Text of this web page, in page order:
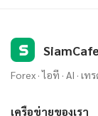
S
Forex · ไอที · AI ·
เครือข่ายของเรา